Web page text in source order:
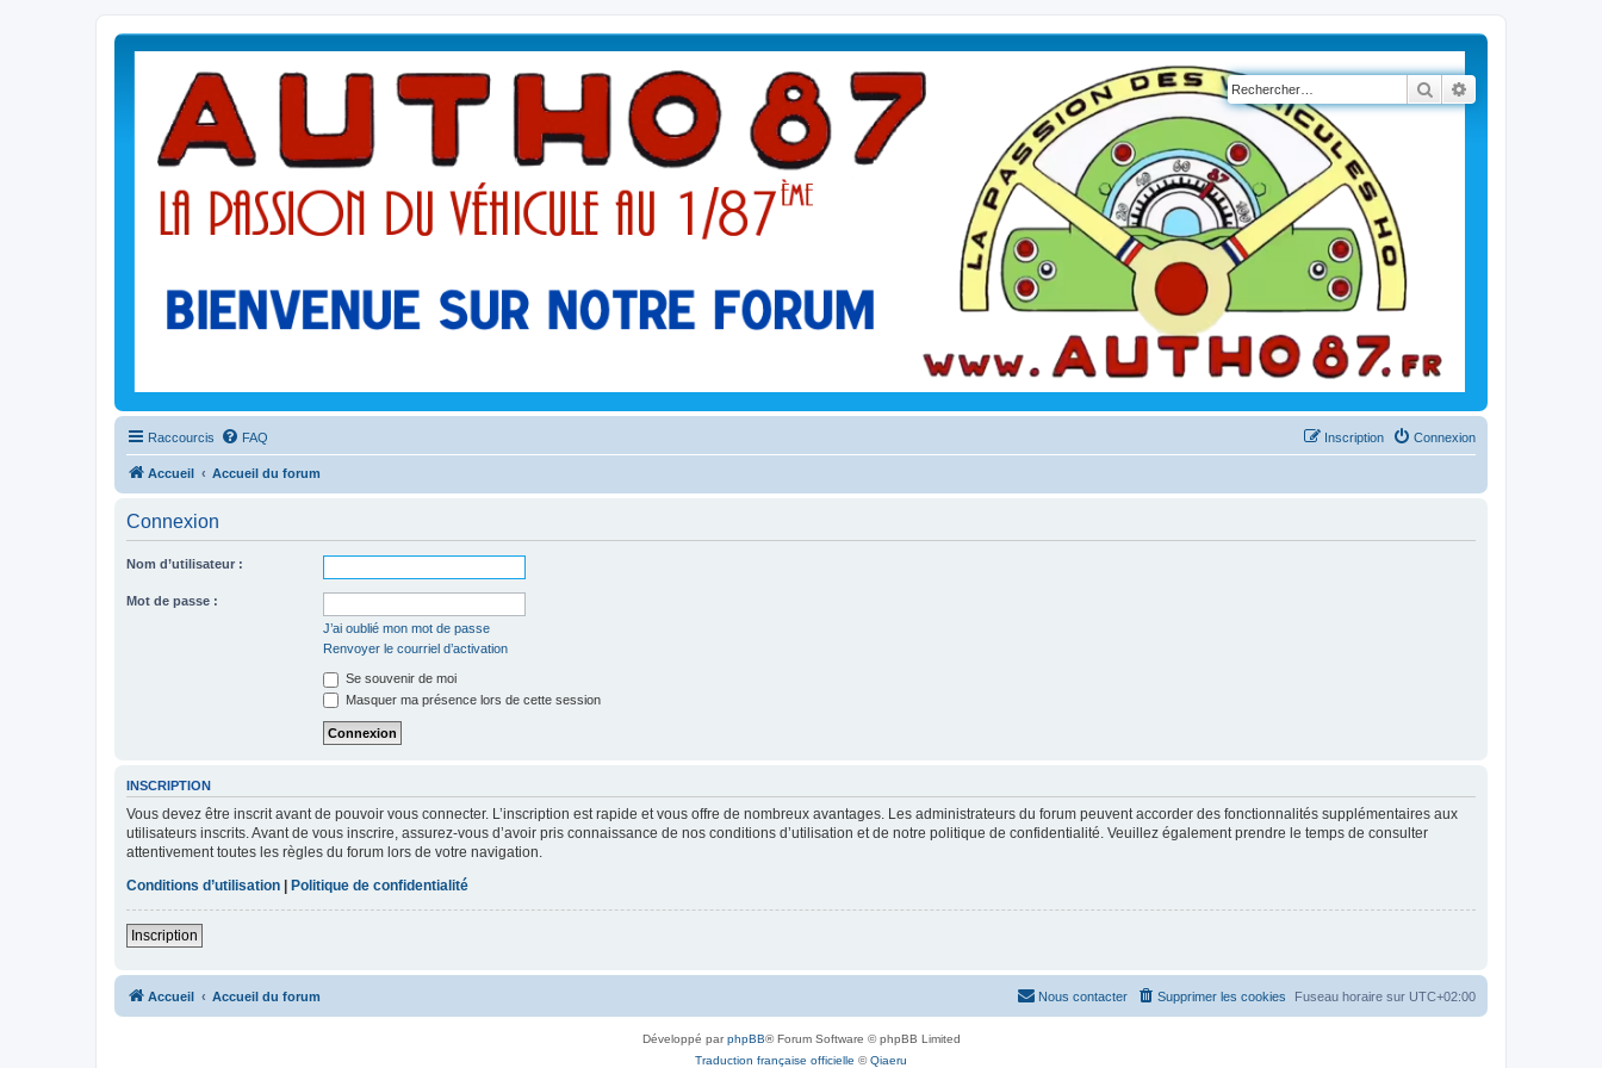
Rechercher
Raccourcis FAQ Connexion
Inscription
Accueil Accueil du forum
Connexion
Nom d’utilisateur :
Mot de passe :
J’ai oublié mon mot de passe
Renvoyer le courriel d’activation
Se souvenir de moi
Masquer ma présence lors de cette session
INSCRIPTION
Vous devez être inscrit avant de pouvoir vous connecter. L’inscription est rapide et vous offre de nombreux avantages. Les administrateurs du forum peuvent accorder des fonctionnalités supplémentaires aux
utilisateurs inscrits. Avant de vous inscrire, assurez-vous d’avoir pris connaissance de nos conditions d’utilisation et de notre politique de confidentialité. Veuillez également prendre le temps de consulter
attentivement toutes les règles du forum lors de votre navigation.
Conditions d’utilisation | Politique de confidentialité
Inscription
Accueil Accueil du forum Fuseau horaire sur UTC+02:00
Supprimer les cookies
Nous contacter
Développé parphpBB® Forum Software © phpBB Limited
Traduction française officielle ©Qiaeru